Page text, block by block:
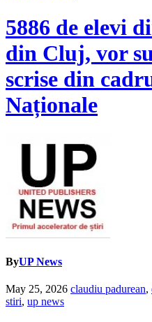
5886 de elevi
din Cluj, vor
scrise din
Naționale
ByUP News
May 25, 2026 claudiu padurean,
stiri, up news